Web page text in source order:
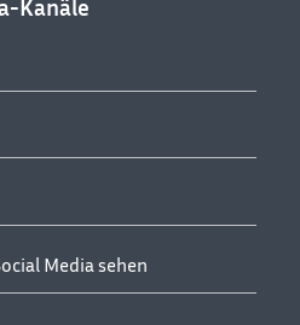
Kanäle
Media sehen